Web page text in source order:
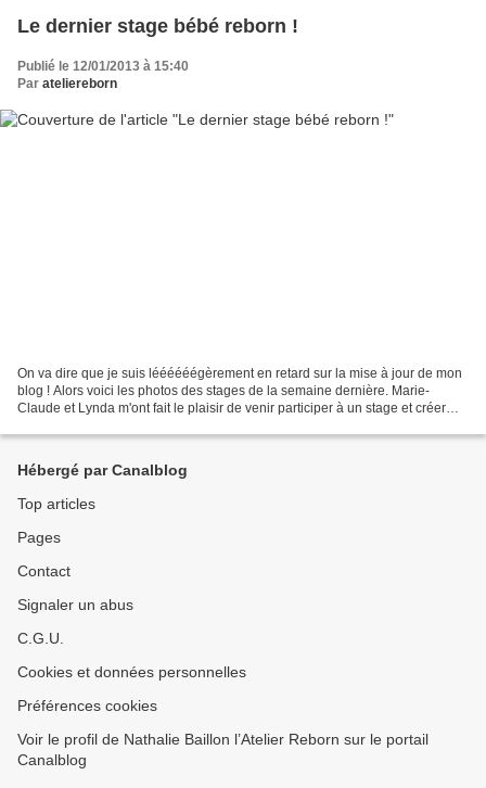
Le dernier stage bébé reborn !
Publié le 12/01/2013 à 15:40
Par ateliereborn
On va dire que je suis léééééégèrement en retard sur la mise à jour de mon
blog ! Alors voici les photos des stages de la semaine dernière. Marie-
Claude et Lynda m'ont fait le plaisir de venir participer à un stage et créer
Hébergé par Canalblog
Top articles
Pages
Contact
Signaler un abus
C.G.U.
Cookies et données personnelles
Préférences cookies
Voir le profil de Nathalie Baillon l’Atelier Reborn sur le portail
Canalblog